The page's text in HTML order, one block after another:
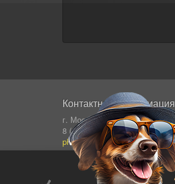
Контактная информация
г. Москва, Сущевский Вал 64
8 (495) 995-82-95 (кругл.)
photostock@ergosolo.ru